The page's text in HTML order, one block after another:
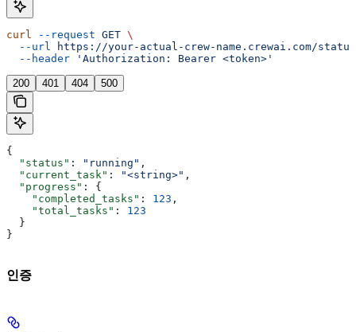
curl --request GET \
  --url
https://your-actual-crew-name.crewai.com/
  --header
'Authorization: Bearer <token>'
200 401 404 500
{
  "status"
: "running" ,
  "current_task"
: "<string>" ,
  "progress"
: {
    "completed_tasks"
: 123 ,
    "total_tasks"
: 123
  }
}
인증